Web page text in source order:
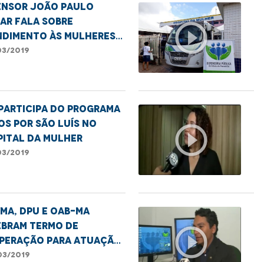
João Paulo
fala sobre
às mulheres
de violência
2019 play_circle_outline
participa do programa
Por São Luís no
da Mulher
2019 play_circle_outline
DPU e OAB-MA
termo de
para atuação
2019 play_circle_outline